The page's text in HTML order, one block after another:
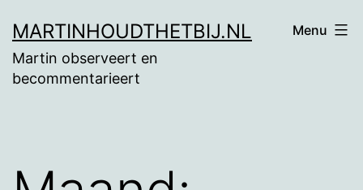
naar
de
MARTINHOUDTHETBIJ.NL
Martin observeert en
becommentarieert
Menu